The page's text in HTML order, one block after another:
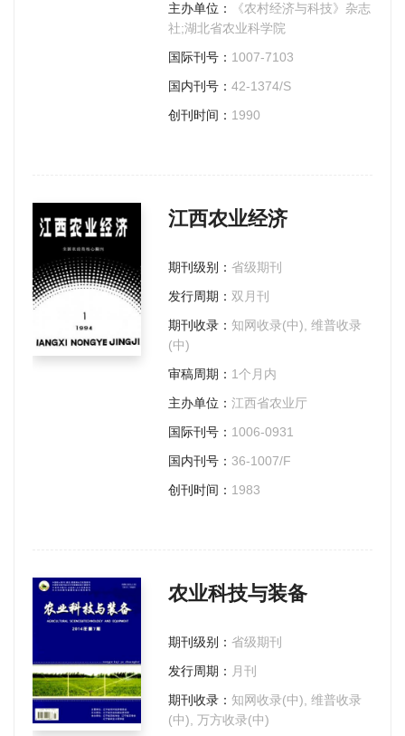
主办单位：
《农村经济与科技》杂志
社;湖北省农业科学院
国际刊号： 1007-7103
国内刊号： 42-1374/S
创刊时间： 1990
江西农业经济
期刊级别： 省级期刊
发行周期： 双月刊
期刊收录： 知网收录(中), 维普收录
(中)
审稿周期： 1个月内
主办单位： 江西省农业厅
国际刊号： 1006-0931
国内刊号： 36-1007/F
创刊时间： 1983
农业科技与装备
期刊级别： 省级期刊
发行周期： 月刊
期刊收录： 知网收录(中), 维普收录
(中), 万方收录(中)